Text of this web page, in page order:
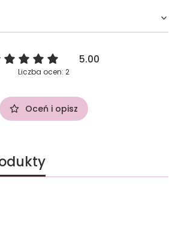
5.00
Liczba ocen: 2
Oceń i opisz